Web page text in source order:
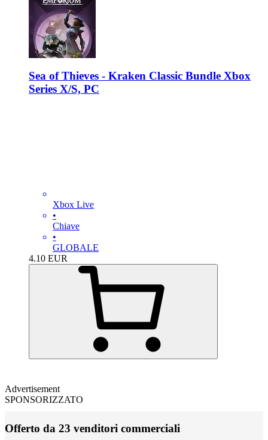
Sea of Thieves - Kraken Classic Bundle Xbox
Series X/S, PC
Xbox Live
•
Chiave
•
GLOBALE
4.10 EUR
Advertisement
SPONSORIZZATO
Offerto da 23 venditori commerciali